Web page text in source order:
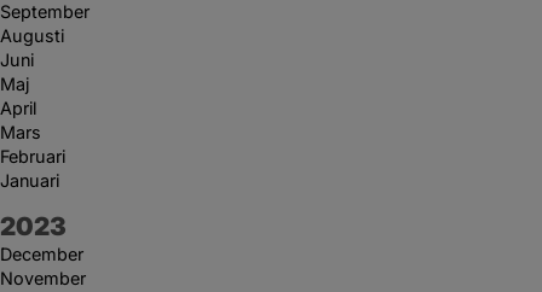
September
Augusti
Juni
Maj
April
Mars
Februari
Januari
År:
2023
December
November